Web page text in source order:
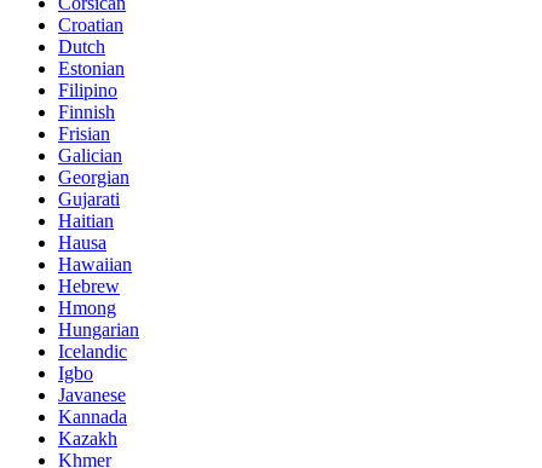
Croatian
Dutch
Estonian
Filipino
Finnish
Frisian
Galician
Georgian
Gujarati
Haitian
Hausa
Hawaiian
Hebrew
Hmong
Hungarian
Icelandic
Igbo
Javanese
Kannada
Kazakh
Khmer